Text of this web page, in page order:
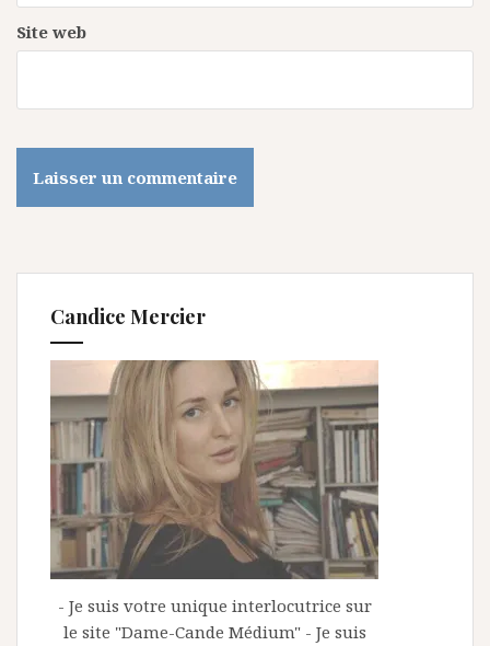
Site web
Candice Mercier
- Je suis votre unique interlocutrice sur
le site "Dame-Cande Médium" - Je suis